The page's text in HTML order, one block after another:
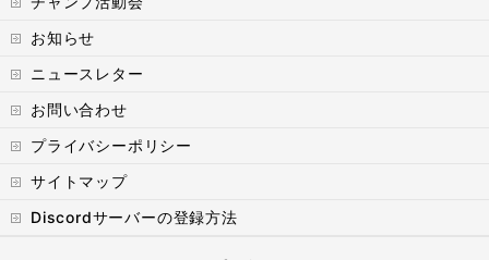
お知らせ
ニュースレター
お問い合わせ
プライバシーポリシー
サイトマップ
Discordサーバーの登録方法